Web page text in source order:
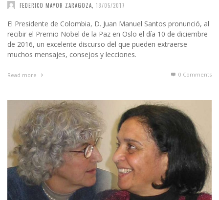
FEDERICO MAYOR ZARAGOZA 18/05/2017
El Presidente de Colombia, D. Juan Manuel Santos pronunció, al
recibir el Premio Nobel de la Paz en Oslo el día 10 de diciembre
de 2016, un excelente discurso del que pueden extraerse
muchos mensajes, consejos y lecciones.
Read more 0 Comments